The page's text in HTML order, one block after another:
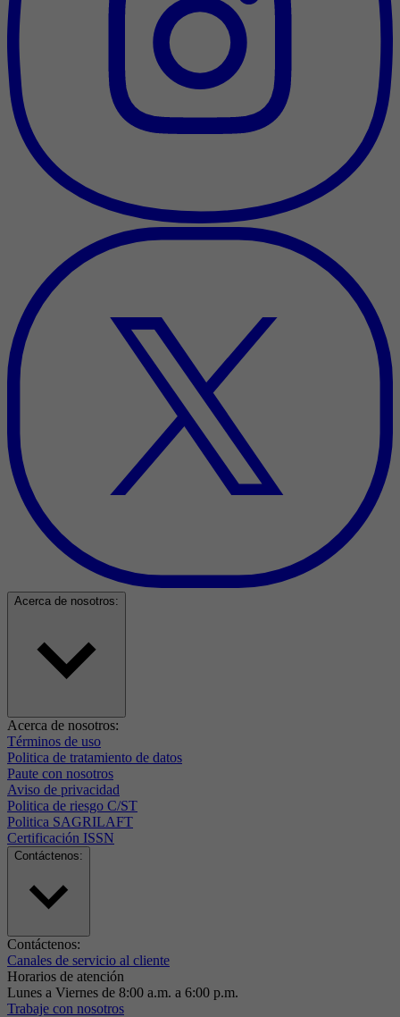
Acerca de nosotros:
Acerca de nosotros:
Términos de uso
Politica de tratamiento de datos
Paute con nosotros
Aviso de privacidad
Politica de riesgo C/ST
Politica SAGRILAFT
Certificación ISSN
Contáctenos:
Contáctenos:
Canales de servicio al cliente
Horarios de atención
Lunes a Viernes de 8:00 a.m. a 6:00 p.m.
Trabaje con nosotros